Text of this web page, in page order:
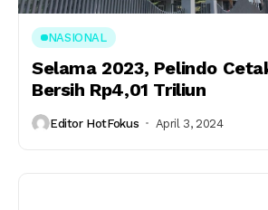
NASIONAL
Selama 2023, Pelindo
Bersih Rp4,01 Triliun
Editor HotFokus April 3, 2024